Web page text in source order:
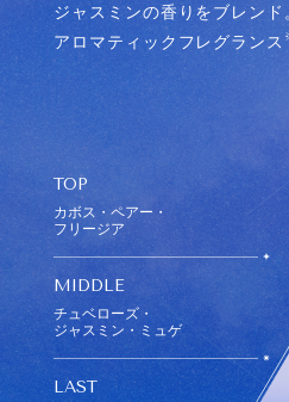
ジャスミンの​香りをブレン
アロマティックフレグランス
TOP
カボス・ペアー・
フリージア​
MIDDLE
チュベローズ​・
ジャスミン・ミュゲ​
LAST